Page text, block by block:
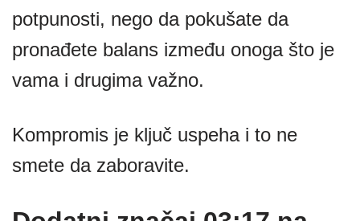
potpunosti, nego da pokušate da
pronađete balans između onoga što je
vama i drugima važno.
Kompromis je ključ uspeha i to ne
smete da zaboravite.